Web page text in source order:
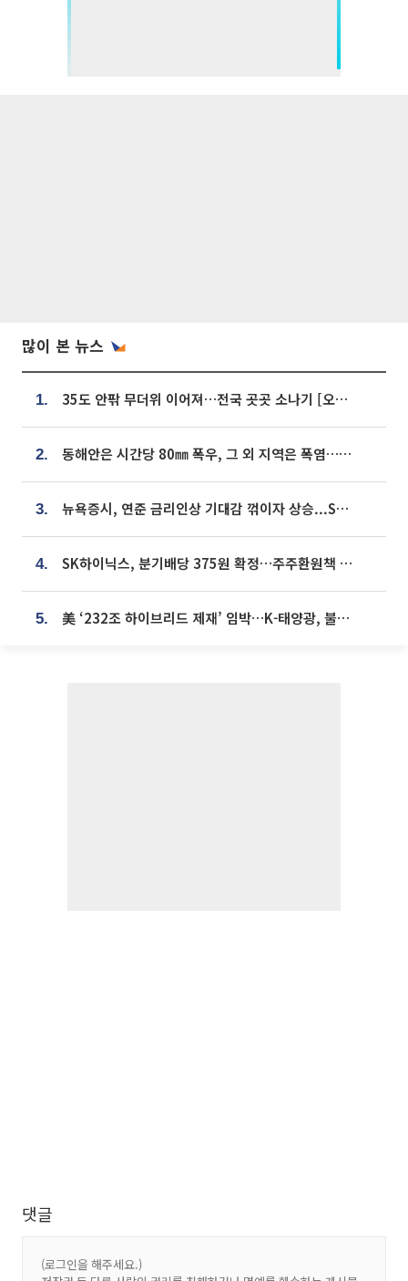
많이 본 뉴스
1. 35도 안팎 무더위 이어져…전국 곳곳 소나기 [오늘 날씨]
2. 동해안은 시간당 80㎜ 폭우, 그 외 지역은 폭염…‘극과 극 날씨’
3. 뉴욕증시, 연준 금리인상 기대감 꺾이자 상승...S&P500 사상 최고치 [종합]
4. SK하이닉스, 분기배당 375원 확정…주주환원책 9월로 앞당겨 발표
5. 美 ‘232조 하이브리드 제재’ 임박…K-태양광, 불확실성 털고 날개 다나
댓글